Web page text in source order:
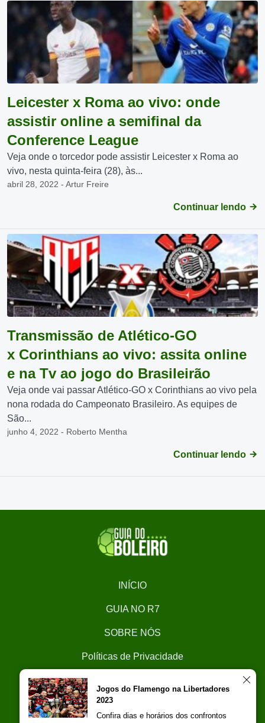
Leicester x Roma ao vivo: onde
assistir online a semifinal da
Conference League
Veja onde o torcedor pode assistir Leicester x Roma ao
vivo, nesta quinta-feira (28), às...
abril 28, 2022 - Artur Freire
Continuar lendo
Transmissão de Atlético-GO
x Corinthians ao vivo: assita online
e na Tv ao jogo do Brasileirão
Veja onde vai passar Atlético-GO x Corinthians ao vivo pela
nona rodada do Campeonato Brasileiro. As equipes de
São...
junho 4, 2022 - Roberto Mentha
Continuar lendo
INÍCIO
GUIA NO R7
SOBRE NÓS
Políticas de Privacidade
Trabalhe Conosco
Jogos do Flamengo na Libertadores
2023
Confira dias e horários dos confrontos